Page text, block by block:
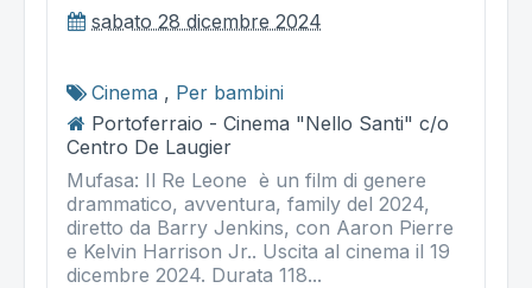
sabato 28 dicembre 2024
Cinema , Per bambini
Portoferraio - Cinema "Nello Santi" c/o
Centro De Laugier
Mufasa: Il Re Leone è un film di genere
drammatico, avventura, family del 2024,
diretto da Barry Jenkins, con Aaron Pierre
e Kelvin Harrison Jr.. Uscita al cinema il 19
dicembre 2024. Durata 118...